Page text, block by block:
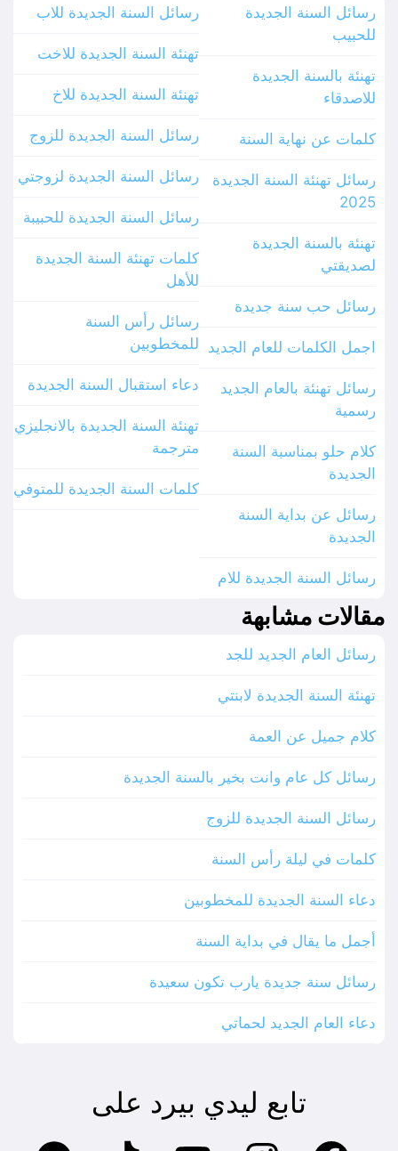
رسائل السنة الجديدة
للحبيب
تهنئة بالسنة الجديدة
للاصدقاء
كلمات عن نهاية السنة
رسائل تهنئة السنة الجديدة
2025
تهنئة بالسنة الجديدة
لصديقتي
رسائل حب سنة جديدة
اجمل الكلمات للعام الجديد
رسائل تهنئة بالعام الجديد
رسمية
كلام حلو بمناسبة السنة
الجديدة
رسائل عن بداية السنة
الجديدة
رسائل السنة الجديدة للام
رسائل السنة الجديدة للاب
تهنئة السنة الجديدة للاخت
تهنئة السنة الجديدة للاخ
رسائل السنة الجديدة للزوج
رسائل السنة الجديدة لزوجتي
رسائل السنة الجديدة للحبيبة
كلمات تهنئة السنة الجديدة
للأهل
رسائل رأس السنة
للمخطوبين
دعاء استقبال السنة الجديدة
تهنئة السنة الجديدة بالانجليزي
مترجمة
كلمات السنة الجديدة للمتوفي
مقالات مشابهة
رسائل العام الجديد للجد
تهنئة السنة الجديدة لابنتي
كلام جميل عن العمة
رسائل كل عام وانت بخير بالسنة الجديدة
رسائل السنة الجديدة للزوج
كلمات في ليلة رأس السنة
دعاء السنة الجديدة للمخطوبين
أجمل ما يقال في بداية السنة
رسائل سنة جديدة يارب تكون سعيدة
دعاء العام الجديد لحماتي
تابع ليدي بيرد على